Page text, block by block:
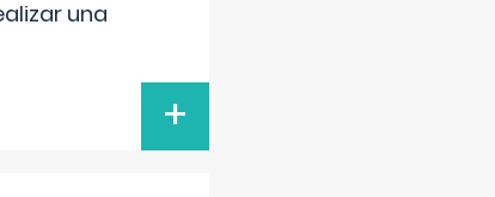
una
+